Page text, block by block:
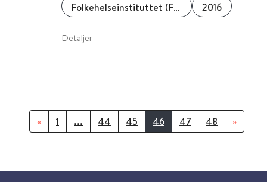
Folkehelseinstituttet (FHI) 2016
Detaljer
« 1 ... 44 45 46 47 48 »